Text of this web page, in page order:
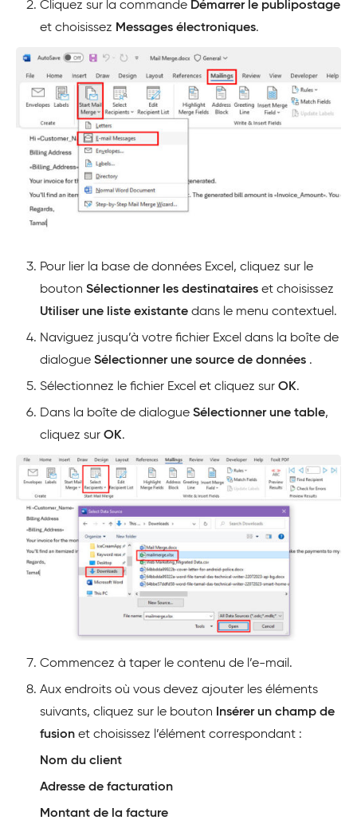
Cliquez sur la commande Démarrer le publipostage
et choisissez Messages électroniques.
Pour lier la base de données Excel, cliquez sur le
bouton Sélectionner les destinataires et choisissez
Utiliser une liste existante dans le menu contextuel.
Naviguez jusqu’à votre fichier Excel dans la boîte de
dialogue Sélectionner une source de données .
Sélectionnez le fichier Excel et cliquez sur OK.
Dans la boîte de dialogue Sélectionner une table,
cliquez sur OK.
Commencez à taper le contenu de l’e-mail.
Aux endroits où vous devez ajouter les éléments
suivants, cliquez sur le bouton
Insérer un champ de
fusion et choisissez l’élément correspondant :
Nom du client
Adresse de facturation
Montant de la facture